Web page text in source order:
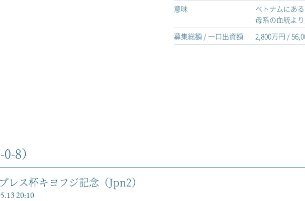
意味
ベトナムにあ
母系の血統よ
募集総額 / 一口出資額
2,800万円 /
8）
レス杯キヨフジ記念（Jpn2）
20:10